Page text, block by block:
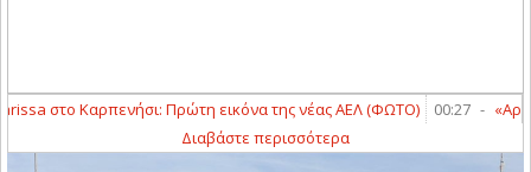
στο Καρπενήσι: Πρώτη εικόνα της νέας ΑΕΛ (ΦΩΤΟ) 00:27 -
Διαβάστε περισσότερα